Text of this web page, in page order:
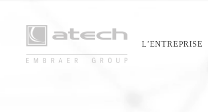
L’ENTREPRISE